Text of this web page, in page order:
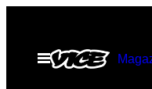
contentOpen
Menu